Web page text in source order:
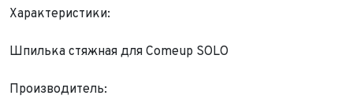
Характеристики:
Шпилька стяжная для Comeup SOLO
Производитель: